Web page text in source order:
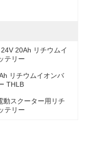
20Ah リチウムイ
テリー
リチウムイオンバ
THLB
動スクーター用リチ
テリー